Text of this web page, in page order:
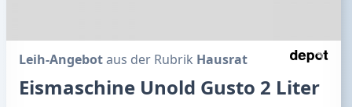
Leih-Angebotaus der Rubrik Hausrat
Eismaschine Unold Gusto 2 Liter